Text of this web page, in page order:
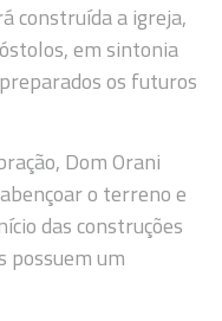
construída a igreja,
em sintonia
os futuros
Dom Orani
o terreno e
das construções
possuem um